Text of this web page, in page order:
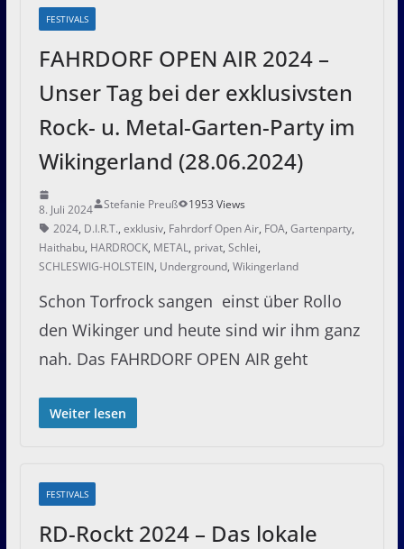
FESTIVALS
FAHRDORF OPEN AIR 2024 –
Unser Tag bei der exklusivsten
Rock- u. Metal-Garten-Party im
Wikingerland (28.06.2024)
8. Juli 2024 Stefanie Preuß
1953 Views
2024, D.I.R.T., exklusiv, Fahrdorf Open Air, FOA, Gartenparty,
Haithabu, HARDROCK, METAL, privat, Schlei,
SCHLESWIG-HOLSTEIN, Underground, Wikingerland
Schon Torfrock sangen einst über Rollo
den Wikinger und heute sind wir ihm ganz
nah. Das FAHRDORF OPEN AIR geht
Weiter lesen
FESTIVALS
RD-Rockt 2024 – Das lokale